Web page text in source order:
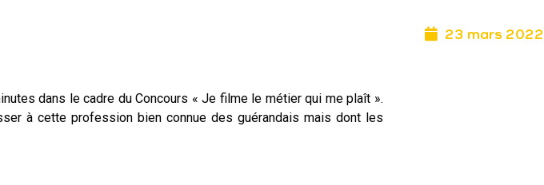
23 mars 2022
dans le cadre du Concours « Je filme le métier qui me plaît ».
à cette profession bien connue des guérandais mais dont les